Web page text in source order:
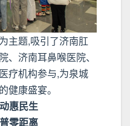
主题,吸引了济南肛
、济南耳鼻喉医院、
疗机构参与,为泉城
健康盛宴。
惠民生
零距离